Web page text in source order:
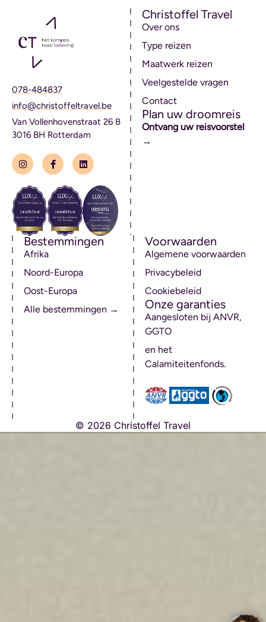
078-484837
info@christoffeltravel.be
Van Vollenhovenstraat 26 B
3016 BH Rotterdam
Christoffel Travel
Over ons
Type reizen
Maatwerk reizen
Veelgestelde vragen
Contact
Plan uw droomreis
Ontvang uw reisvoorstel
→
Bestemmingen
Afrika
Noord-Europa
Oost-Europa
Alle bestemmingen →
Voorwaarden
Algemene voorwaarden
Privacybeleid
Cookiebeleid
Onze garanties
Aangesloten bij ANVR,
GGTO
en het
Calamiteitenfonds.
© 2026 Christoffel Travel